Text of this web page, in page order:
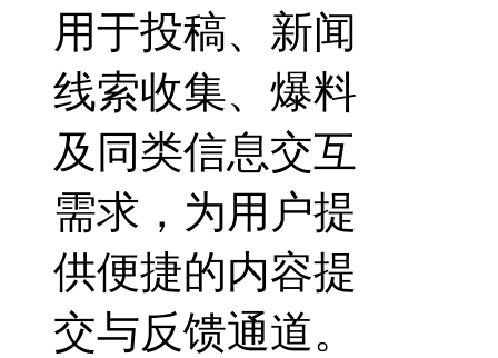
用于投稿、新闻
线索收集、爆料
及同类信息交互
需求，为用户提
供便捷的内容提
交与反馈通道。